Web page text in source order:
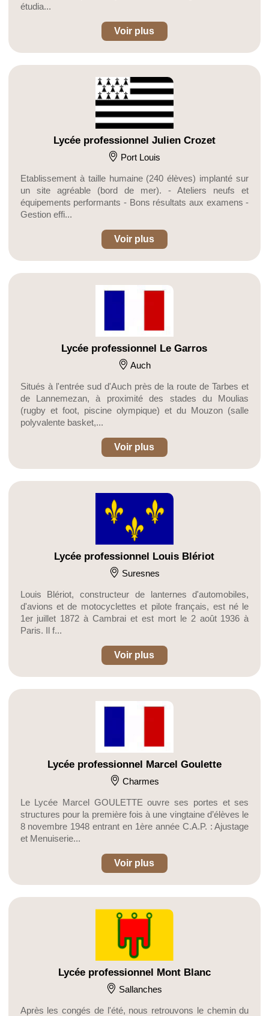
étudia...
Voir plus
Lycée professionnel Julien Crozet
Port Louis
Etablissement à taille humaine (240 élèves) implanté sur
un site agréable (bord de mer). - Ateliers neufs et
équipements performants - Bons résultats aux examens -
Gestion effi...
Voir plus
Lycée professionnel Le Garros
Auch
Situés à l'entrée sud d'Auch près de la route de Tarbes et
de Lannemezan, à proximité des stades du Moulias
(rugby et foot, piscine olympique) et du Mouzon (salle
polyvalente basket,...
Voir plus
Lycée professionnel Louis Blériot
Suresnes
Louis Blériot, constructeur de lanternes d'automobiles,
d'avions et de motocyclettes et pilote français, est né le
1er juillet 1872 à Cambrai et est mort le 2 août 1936 à
Paris. Il f...
Voir plus
Lycée professionnel Marcel Goulette
Charmes
Le Lycée Marcel GOULETTE ouvre ses portes et ses
structures pour la première fois à une vingtaine d’élèves le
8 novembre 1948 entrant en 1ère année C.A.P. : Ajustage
et Menuiserie...
Voir plus
Lycée professionnel Mont Blanc
Sallanches
Après les congés de l'été, nous retrouvons le chemin du